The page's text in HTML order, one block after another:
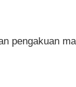
pengakuan